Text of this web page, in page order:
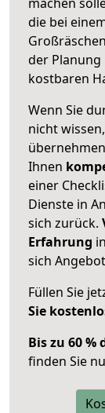
die bei
der Planung
kostbaren
Wenn Sie
nicht
Ihnen
einer
Dienste in
sich zurück.
Erfahrung
sich
Füllen Sie
Sie
Bis zu 60
finden Sie